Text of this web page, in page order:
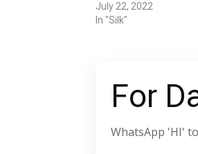
July 22, 2022
In "Silk"
For
WhatsApp 'HI'